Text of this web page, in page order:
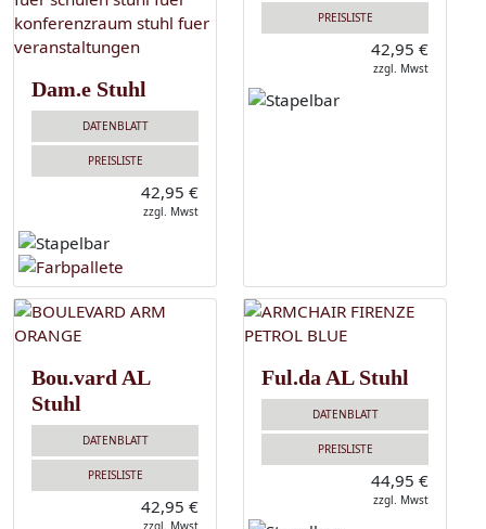
Dam.e Stuhl
DATENBLATT
PREISLISTE
42,95 €
zzgl. Mwst
PREISLISTE
42,95 €
zzgl. Mwst
Bou.vard AL
Stuhl
DATENBLATT
PREISLISTE
42,95 €
zzgl. Mwst
Ful.da AL Stuhl
DATENBLATT
PREISLISTE
44,95 €
zzgl. Mwst